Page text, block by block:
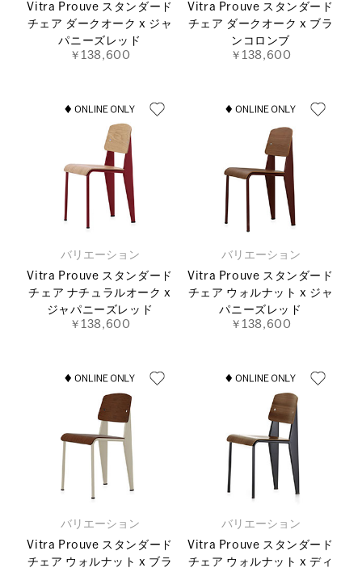
Vitra Prouve スタンダード
チェア ダークオーク x ジャ
パニーズレッド
￥138,600
Vitra Prouve スタンダード
チェア ダークオーク x ブラ
ンコロンブ
￥138,600
バリエーション
Vitra Prouve スタンダード
チェア ナチュラルオーク x
ジャパニーズレッド
￥138,600
バリエーション
Vitra Prouve スタンダード
チェア ウォルナット x ジャ
パニーズレッド
￥138,600
バリエーション
Vitra Prouve スタンダード
チェア ウォルナット x ブラ
バリエーション
Vitra Prouve スタンダード
チェア ウォルナット x ディ